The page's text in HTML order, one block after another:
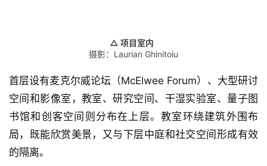
△ 项目室内
摄影：Laurian Ghinitoiu
首层设有麦克尔威论坛（McElwee Forum）、大型研讨
空间和影像室，教室、研究空间、干湿实验室、量子图
书馆和创客空间则分布在上层。教室环绕建筑外围布
局，既能欣赏美景，又与下层中庭和社交空间形成有效
的隔离。